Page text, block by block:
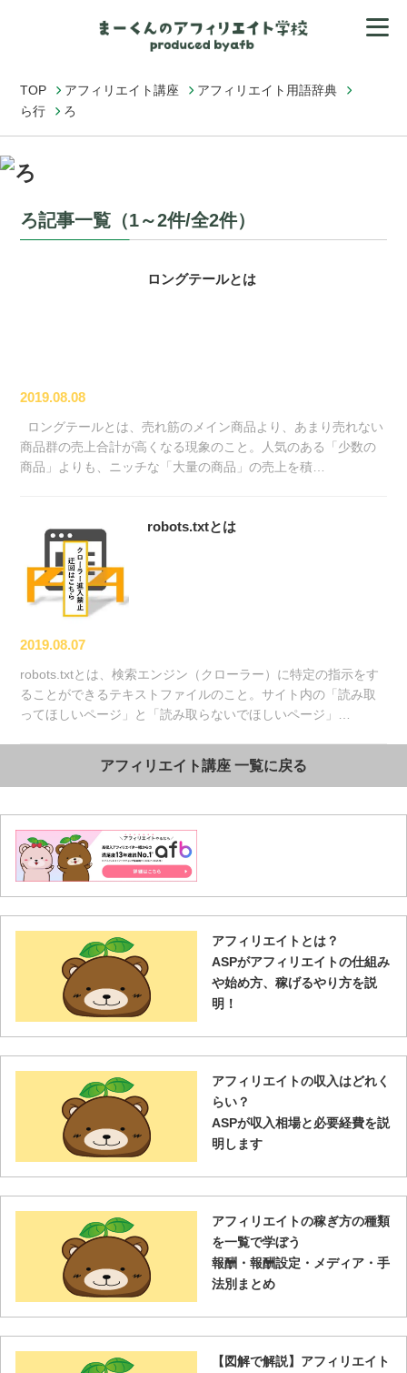
TOP アフィリエイト講座
アフィリエイト用語辞典
ら行
ろ
ろ記事一覧（1～2件/全2件）
ロングテールとは
2019.08.08
ロングテールとは、売れ筋のメイン商品より、あまり売れない
商品群の売上合計が高くなる現象のこと。人気のある「少数の
商品」よりも、ニッチな「大量の商品」の売上を積…
robots.txtとは
2019.08.07
robots.txtとは、検索エンジン（クローラー）に特定の指示をす
ることができるテキストファイルのこと。サイト内の「読み取
ってほしいページ」と「読み取らないでほしいページ」…
アフィリエイト講座 一覧に戻る
アフィリエイトとは？
ASPがアフィリエイトの仕組み
や始め方、稼げるやり方を説
明！
アフィリエイトの収入はどれく
らい？
ASPが収入相場と必要経費を説
明します
アフィリエイトの稼ぎ方の種類
を一覧で学ぼう
報酬・報酬設定・メディア・手
法別まとめ
【図解で解説】アフィリエイト